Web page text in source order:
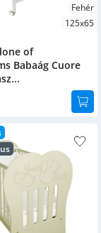
Fehér
125x65
of
Babaág Cuore